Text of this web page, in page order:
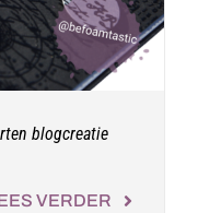
blogcreatie
VERDER